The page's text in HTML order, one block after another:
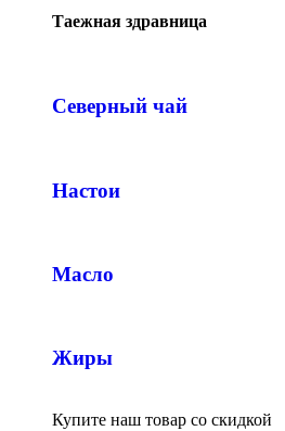
Таежная здравница
Северный чай
Настои
Масло
Жиры
Купите наш товар со скидкой